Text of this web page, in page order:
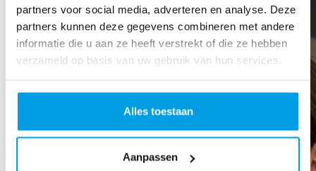
partners voor social media, adverteren en analyse. Deze
partners kunnen deze gegevens combineren met andere
informatie die u aan ze heeft verstrekt of die ze hebben
verzameld op basis van uw gebruik van hun services.
Alles toestaan
Aanpassen